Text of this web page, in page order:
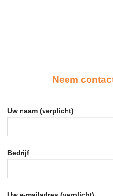
Neem
Uw naam (verplicht)
Bedrijf
Uw e-mailadres (verplicht)